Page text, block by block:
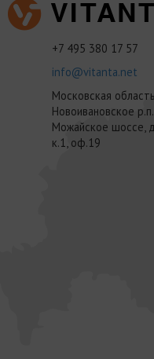
+7 495 380 17 57
info@vitanta.net
Московская область
Новоивановское
Можайское шоссе,
к.1, оф.19